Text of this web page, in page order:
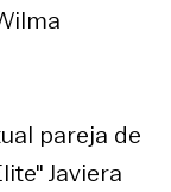
pareja de
Javiera